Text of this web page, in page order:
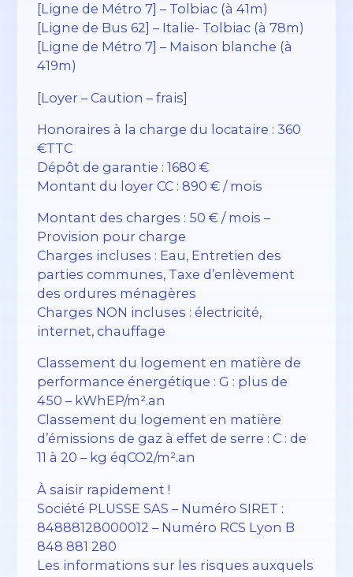
[Ligne de Métro 7] – Tolbiac (à 41m)
[Ligne de Bus 62] – Italie- Tolbiac (à 78m)
[Ligne de Métro 7] – Maison blanche (à
419m)
[Loyer – Caution – frais]
Honoraires à la charge du locataire : 360
€TTC
Dépôt de garantie : 1680 €
Montant du loyer CC : 890 € / mois
Montant des charges : 50 € / mois –
Provision pour charge
Charges incluses : Eau, Entretien des
parties communes, Taxe d’enlèvement
des ordures ménagères
Charges NON incluses : électricité,
internet, chauffage
Classement du logement en matière de
performance énergétique : G : plus de
450 – kWhEP/m².an
Classement du logement en matière
d’émissions de gaz à effet de serre : C : de
11 à 20 – kg éqCO2/m².an
À saisir rapidement !
Société PLUSSE SAS – ​​Numéro SIRET :
84888128000012 – Numéro RCS Lyon B
848 881 280
Les informations sur les risques auxquels